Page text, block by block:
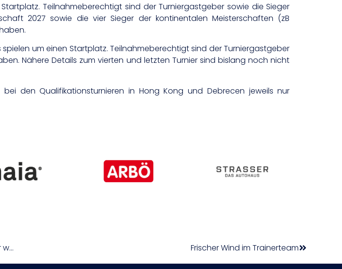
Teilnahmeberechtigt sind der Turniergastgeber sowie die Sieger
2027 sowie die vier Sieger der kontinentalen Meisterschaften (zB
spielen um einen Startplatz. Teilnahmeberechtigt sind der Turniergastgeber
Nähere Details zum vierten und letzten Turnier sind bislang noch nicht
den Qualifikationsturnieren in Hong Kong und Debrecen jeweils nur
Enge Tabelle, Transfers und weitere vorweihnachtliche Härtetests in der win2day BSL Frischer Wind im Trainerteam